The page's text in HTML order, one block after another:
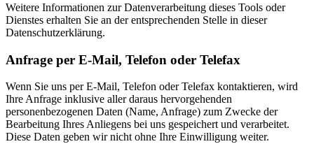
Weitere Informationen zur Datenverarbeitung dieses Tools oder
Dienstes erhalten Sie an der entsprechenden Stelle in dieser
Datenschutzerklärung.
Anfrage per E-Mail, Telefon oder Telefax
Wenn Sie uns per E-Mail, Telefon oder Telefax kontaktieren, wird
Ihre Anfrage inklusive aller daraus hervorgehenden
personenbezogenen Daten (Name, Anfrage) zum Zwecke der
Bearbeitung Ihres Anliegens bei uns gespeichert und verarbeitet.
Diese Daten geben wir nicht ohne Ihre Einwilligung weiter.